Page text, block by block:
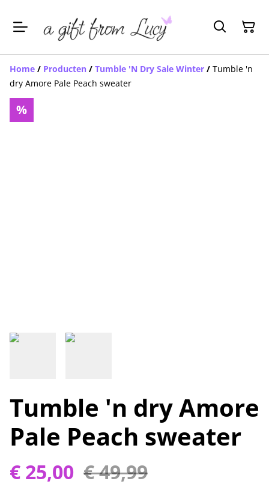
Home / Producten / Tumble 'N Dry Sale Winter / Tumble 'n
dry Amore Pale Peach sweater
%
Tumble 'n dry Amore
Pale Peach sweater
€ 25,00 € 49,99